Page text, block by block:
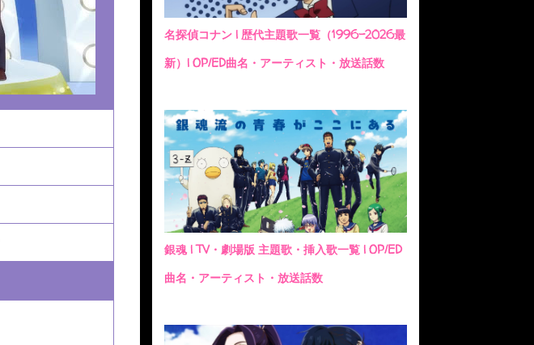
名探偵コナン | 歴代主題歌一覧（1996-2026最
新）| OP/ED曲名・アーティスト・放送話数
銀魂 | TV・劇場版 主題歌・挿入歌一覧 | OP/ED
曲名・アーティスト・放送話数